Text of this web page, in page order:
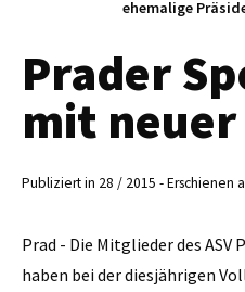
ehemalige
Prader
mit
Publiziert in 28 / 2015 - Erschienen
Prad - Die Mitglieder des ASV
haben bei der diesjährigen